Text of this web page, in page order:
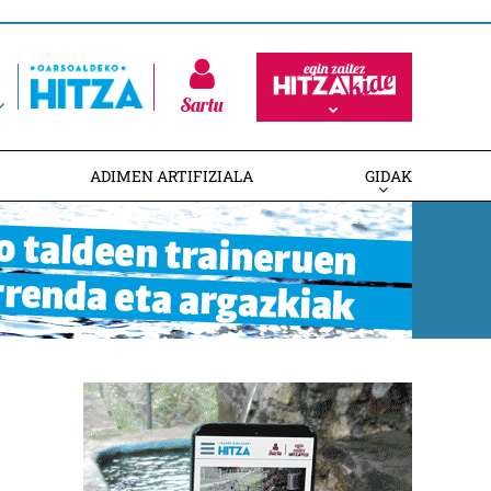
Sartu
ADIMEN ARTIFIZIALA GIDAK